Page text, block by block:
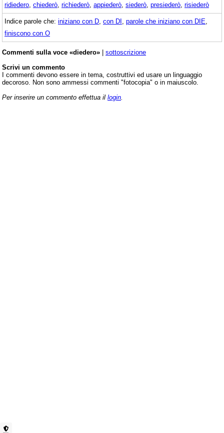
ridiedero chiederò richiederò appiederò siederò presiederò risiederò
Indice parole che: iniziano con D con DI parole che iniziano con DIE
finiscono con O
Commenti sulla voce «diedero» | sottoscrizione
Scrivi un commento
I commenti devono essere in tema, costruttivi ed usare un linguaggio
decoroso. Non sono ammessi commenti "fotocopia" o in maiuscolo.
Per inserire un commento effettua il login